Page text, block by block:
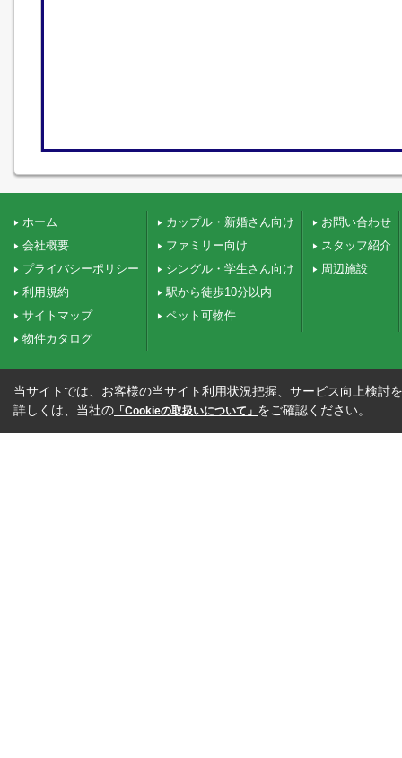
ホーム
会社概要
プライバシーポリシー
利用規約
サイトマップ
物件カタログ
カップル・新婚さん向け
ファミリー向け
シングル・学生さん向け
駅から徒歩10分以内
ペット可物件
お問い合わせ
スタッフ紹介
周辺施設
当サイトでは、お客様の当サイト利用状況把握、サービス向上検討
詳しくは、当社の 「Cookieの取扱いについて」 をご確認ください。